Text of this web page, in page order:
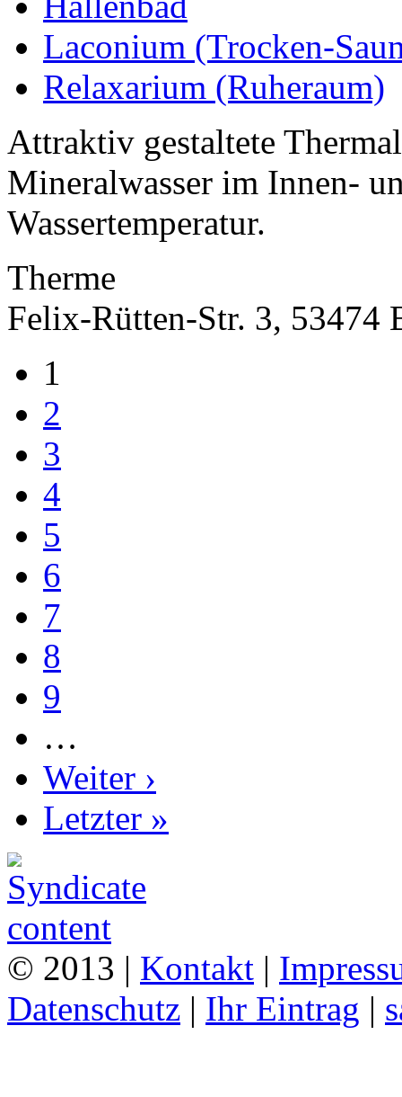
Laconium (Trocken-
Relaxarium (Ruheraum)
Attraktiv gestaltete
Mineralwasser im Innen-
Wassertemperatur.
Therme
Felix-Rütten-Str. 3, 53474
1
2
3
4
5
6
7
8
9
…
Weiter ›
Letzter »
© 2013 | Kontakt |
Datenschutz | Ihr Eintrag |